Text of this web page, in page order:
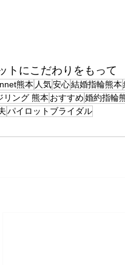
トにこだわりをもって
熊本 人気安心結婚指輪熊本
リング 熊本 おすすめ婚約指輪
パイロットブライダル